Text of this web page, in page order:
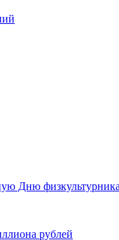
Дню физкультурника
рублей